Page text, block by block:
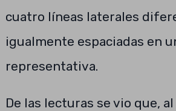
cuatro líneas laterales
igualmente espaciadas en
representativa.
De las lecturas se vio que,